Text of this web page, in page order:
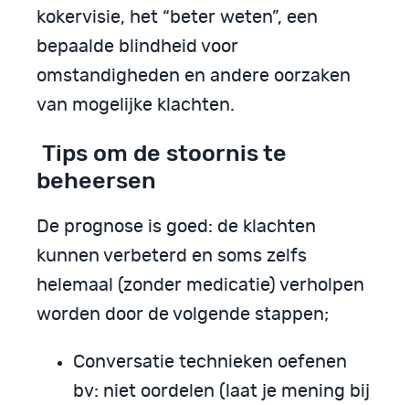
kokervisie, het “beter weten”, een
bepaalde blindheid voor
omstandigheden en andere oorzaken
van mogelijke klachten.
Tips om de stoornis te
beheersen
De prognose is goed: de klachten
kunnen verbeterd en soms zelfs
helemaal (zonder medicatie) verholpen
worden door de volgende stappen;
Conversatie technieken oefenen
bv: niet oordelen (laat je mening bij